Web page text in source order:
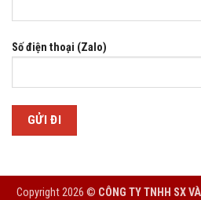
Số điện thoại (Zalo)
Copyright 2026 © CÔNG TY TNHH SX